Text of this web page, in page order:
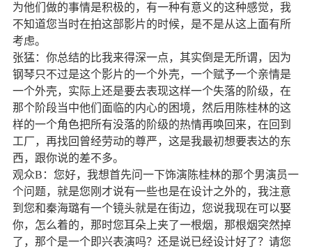
为他们做的事情是积极的，有一种有意义的这种感觉，我
不知道您当时在拍这部影片的时候，是不是从这上面有所
考虑。
张猛：你总结的比我来得深一点，其实倒是无所谓，因为
钢琴只不过是这个影片的一个外壳，一个赋予一个亲情是
一个外壳，实际上还是要去表现这样一个失落的阶级，在
那个阶段当中他们面临的内心的困境，然后用陈桂林的这
样的一个角色把所有没落的阶级的热情再唤回来，在回到
工厂，再找回曾经劳动的尊严，这是我最初想要表达的东
西，跟你说的差不多。
观众B ：您好，我想首先问一下饰演陈桂林的那个男演员一
个问题，就是您刚才说有一些也是在设计之外的，我注意
到您和秦海璐有一个镜头就是在街边，您说我现在可以娶
你，怎么着的，那时您耳朵上夹了一根烟，那根烟突然掉
了，那个是一个即兴表演吗？还是说已经设计好了？请您